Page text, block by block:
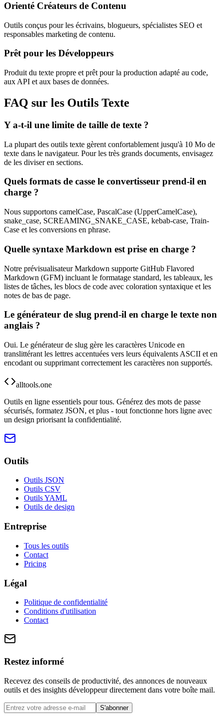
Orienté Créateurs de Contenu
Outils conçus pour les écrivains, blogueurs, spécialistes SEO et
responsables marketing de contenu.
Prêt pour les Développeurs
Produit du texte propre et prêt pour la production adapté au code,
aux API et aux bases de données.
FAQ sur les Outils Texte
Y a-t-il une limite de taille de texte ?
La plupart des outils texte gèrent confortablement jusqu'à 10 Mo de
texte dans le navigateur. Pour les très grands documents, envisagez
de les diviser en sections.
Quels formats de casse le convertisseur prend-il en
charge ?
Nous supportons camelCase, PascalCase (UpperCamelCase),
snake_case, SCREAMING_SNAKE_CASE, kebab-case, Train-
Case et les conversions en phrase.
Quelle syntaxe Markdown est prise en charge ?
Notre prévisualisateur Markdown supporte GitHub Flavored
Markdown (GFM) incluant le formatage standard, les tableaux, les
listes de tâches, les blocs de code avec coloration syntaxique et les
notes de bas de page.
Le générateur de slug prend-il en charge le texte non
anglais ?
Oui. Le générateur de slug gère les caractères Unicode en
translittérant les lettres accentuées vers leurs équivalents ASCII et en
encodant ou supprimant correctement les caractères non supportés.
alltools.one
Outils en ligne essentiels pour tous. Générez des mots de passe
sécurisés, formatez JSON, et plus - tout fonctionne hors ligne avec
un design priorisant la confidentialité.
Outils
Outils JSON
Outils CSV
Outils YAML
Outils de design
Entreprise
Tous les outils
Contact
Pricing
Légal
Politique de confidentialité
Conditions d'utilisation
Contact
Restez informé
Recevez des conseils de productivité, des annonces de nouveaux
outils et des insights développeur directement dans votre boîte mail.
S'abonner